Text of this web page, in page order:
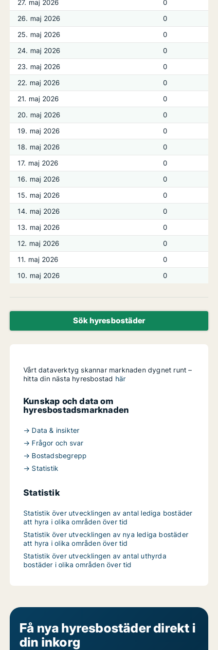
27. maj 2026
0
26. maj 2026
0
25. maj 2026
0
24. maj 2026
0
23. maj 2026
0
22. maj 2026
0
21. maj 2026
0
20. maj 2026
0
19. maj 2026
0
18. maj 2026
0
17. maj 2026
0
16. maj 2026
0
15. maj 2026
0
14. maj 2026
0
13. maj 2026
0
12. maj 2026
0
11. maj 2026
0
10. maj 2026
0
Sök hyresbostäder
Vårt dataverktyg skannar marknaden dygnet runt –
hitta din nästa hyresbostad här
Kunskap och data om
hyresbostadsmarknaden
→ Data & insikter
→ Frågor och svar
→ Bostadsbegrepp
→ Statistik
Statistik
Statistik över utvecklingen av antal lediga bostäder
att hyra i olika områden över tid
Statistik över utvecklingen av nya lediga bostäder
att hyra i olika områden över tid
Statistik över utvecklingen av antal uthyrda
bostäder i olika områden över tid
Få nya hyresbostäder direkt i
din inkorg